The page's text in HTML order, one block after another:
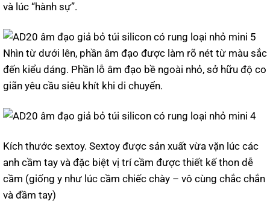
và lúc “hành sự”.
Nhìn từ dưới lên, phần âm đạo được làm rõ nét từ màu sắc
đến kiểu dáng. Phần lỗ âm đạo bề ngoài nhỏ, sở hữu độ co
giãn yêu cầu siêu khít khi di chuyển.
Kích thước sextoy. Sextoy được sản xuất vừa vặn lúc các
anh cầm tay và đặc biệt vị trí cầm được thiết kế thon dễ
cầm (giống y như lúc cầm chiếc chày – vô cùng chắc chắn
và đầm tay)